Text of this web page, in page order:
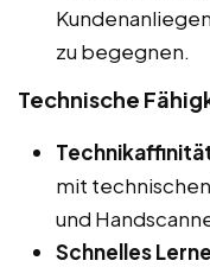
zu begegnen.
Technische
mit
und
Schnelles